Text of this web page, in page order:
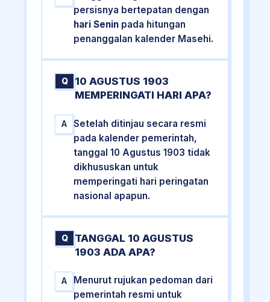
persisnya bertepatan dengan
hari Senin pada hitungan
penanggalan kalender Masehi.
Q
10 AGUSTUS 1903
MEMPERINGATI HARI APA?
A
Setelah ditinjau secara resmi
pada kalender pemerintah,
tanggal 10 Agustus 1903 tidak
dikhususkan untuk
memperingati hari peringatan
nasional apapun.
Q
TANGGAL 10 AGUSTUS
1903 ADA APA?
A
Menurut rujukan pedoman dari
pemerintah resmi untuk